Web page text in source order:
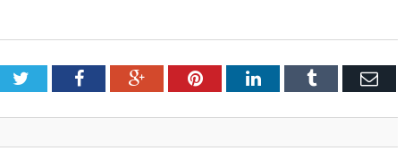
TwitterFacebookGoogle+PinterestLinkedInTumblr Email